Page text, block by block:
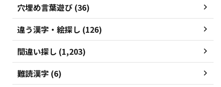
穴埋め言葉遊び (36)
違う漢字・絵探し (126)
間違い探し (1,203)
難読漢字 (6)